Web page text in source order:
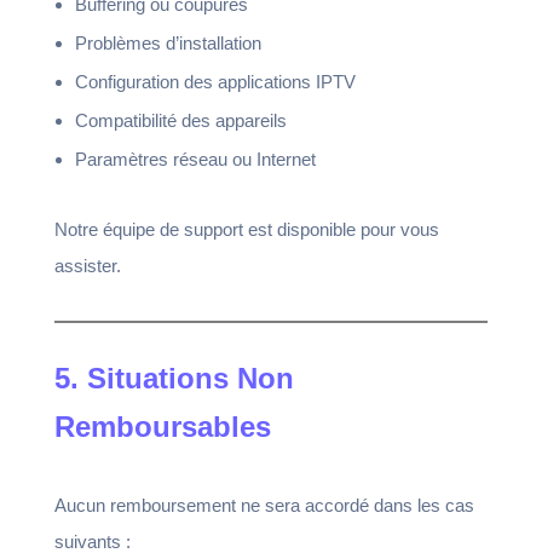
Buffering ou coupures
Problèmes d’installation
Configuration des applications IPTV
Compatibilité des appareils
Paramètres réseau ou Internet
Notre équipe de support est disponible pour vous
assister.
5. Situations Non
Remboursables
Aucun remboursement ne sera accordé dans les cas
suivants :